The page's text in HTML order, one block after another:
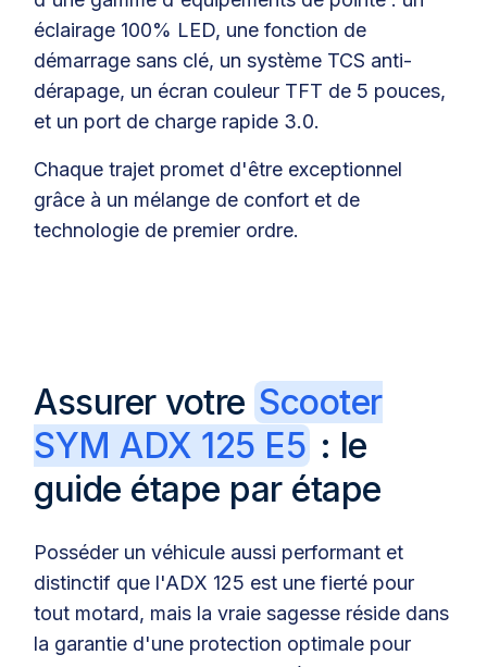
éclairage 100% LED, une fonction de
démarrage sans clé, un système TCS anti-
dérapage, un écran couleur TFT de 5 pouces,
et un port de charge rapide 3.0.
Chaque trajet promet d'être exceptionnel
grâce à un mélange de confort et de
technologie de premier ordre.
Assurer votre Scooter
SYM ADX 125 E5 : le
guide étape par étape
Posséder un véhicule aussi performant et
distinctif que l'ADX 125 est une fierté pour
tout motard, mais la vraie sagesse réside dans
la garantie d'une protection optimale pour